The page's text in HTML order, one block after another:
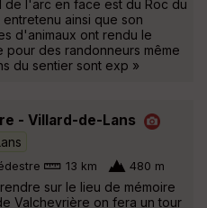
l'arc en face est du Roc du
ainsi que son
d'animaux ont rendu le
pour des randonneurs même
du sentier sont exp »
- Villard-de-Lans
13 km 480 m
sur le lieu de mémoire
Valchevrière on fera un tour